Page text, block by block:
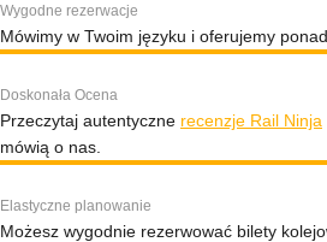
Wygodne rezerwacje
Mówimy w Twoim języku i oferujemy
Doskonała Ocena
Przeczytaj autentyczne recenzje Rail Ninja
mówią o nas.
Elastyczne planowanie
Możesz wygodnie rezerwować bilety